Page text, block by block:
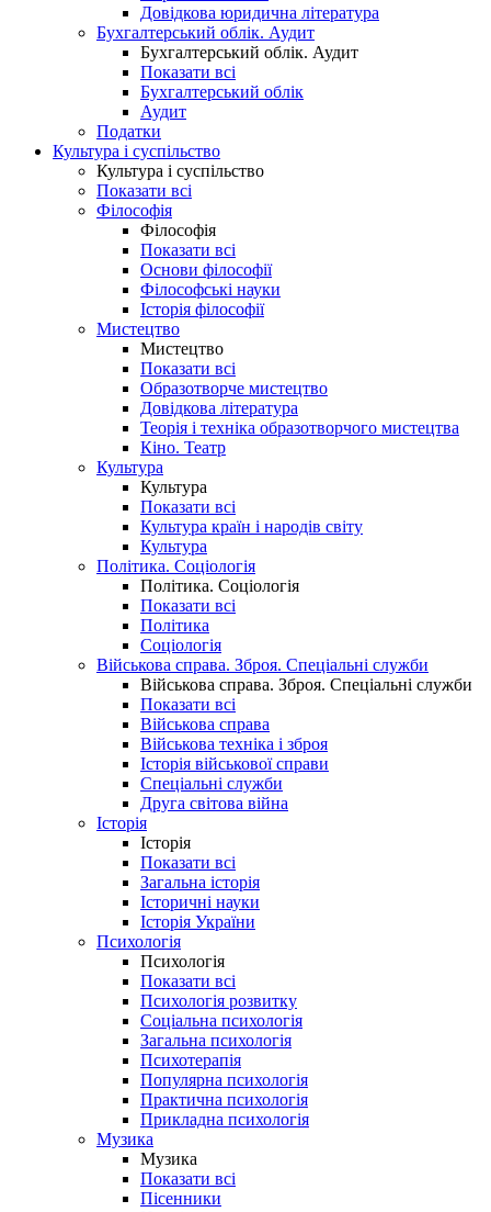
Довідкова юридична література
Бухгалтерський облік. Аудит
Бухгалтерський облік. Аудит
Показати всі
Бухгалтерський облік
Аудит
Податки
Культура і суспільство
Культура і суспільство
Показати всі
Філософія
Філософія
Показати всі
Основи філософії
Філософські науки
Історія філософії
Мистецтво
Мистецтво
Показати всі
Образотворче мистецтво
Довідкова література
Теорія і техніка образотворчого мистецтва
Кіно. Театр
Культура
Культура
Показати всі
Культура країн і народів світу
Культура
Політика. Соціологія
Політика. Соціологія
Показати всі
Політика
Соціологія
Військова справа. Зброя. Спеціальні служби
Військова справа. Зброя. Спеціальні служби
Показати всі
Військова справа
Військова техніка і зброя
Історія військової справи
Спеціальні служби
Друга світова війна
Історія
Історія
Показати всі
Загальна історія
Історичні науки
Історія України
Психологія
Психологія
Показати всі
Психологія розвитку
Соціальна психологія
Загальна психологія
Психотерапія
Популярна психологія
Практична психологія
Прикладна психологія
Музика
Музика
Показати всі
Пісенники